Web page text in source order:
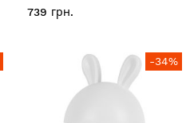
739 грн.
-34%